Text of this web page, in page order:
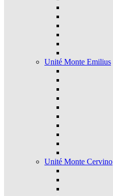
Unité Monte Emilius
Unité Monte Cervino